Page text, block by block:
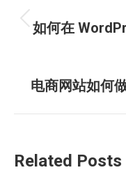
章
航
如何在
电商网站如何
Related Posts